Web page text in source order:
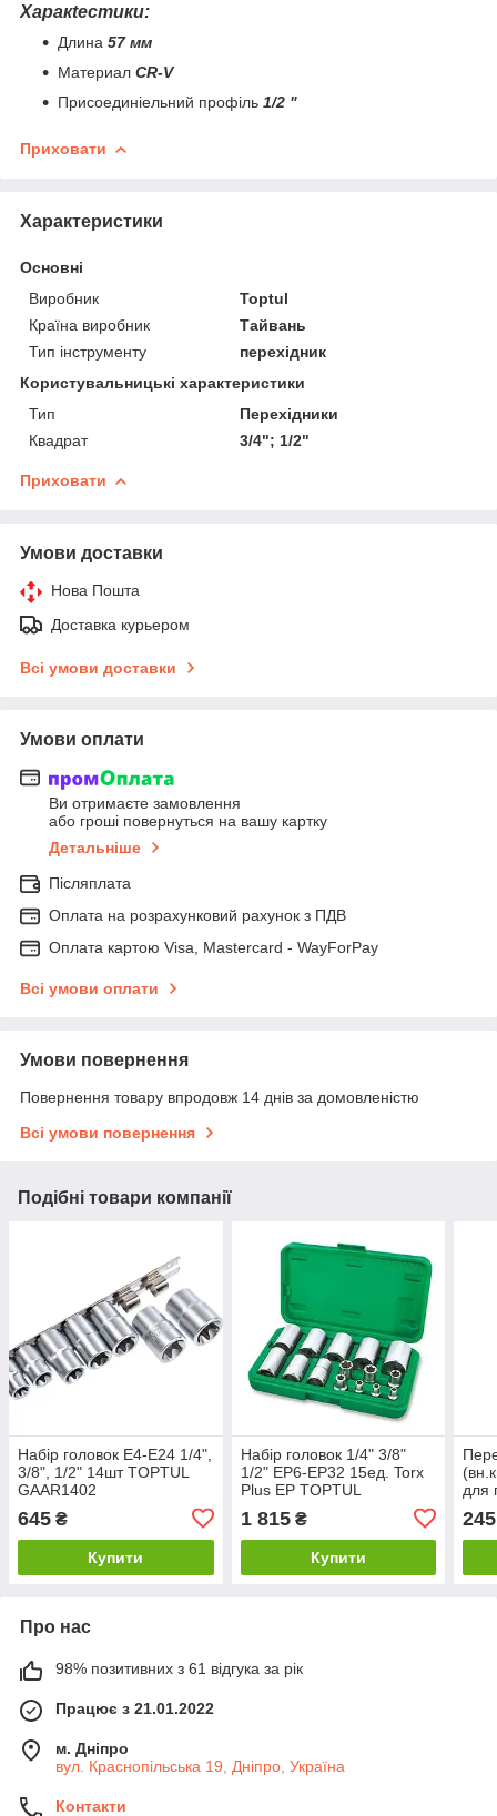
Xapaкtecтики:
Длинa 57 мм
Maтepиaл CR-V
Приcoeдинieльний пpoфіль 1/2 "
Приховати
Характеристики
Основні
Виробник
Toptul
Країна виробник
Тайвань
Тип інструменту
перехідник
Користувальницькі характеристики
Тип
Перехідники
Квадрат
3/4"; 1/2"
Приховати
Умови доставки
Нова Пошта
Доставка курьером
Всі умови доставки
Умови оплати
Ви отримаєте замовлення
або гроші повернуться на вашу картку
Детальніше
Післяплата
Оплата на розрахунковий рахунок з ПДВ
Оплата картою Visa, Mastercard - WayForPay
Всі умови оплати
Умови повернення
Повернення товару впродовж 14 днів за домовленістю
Всі умови повернення
Подібні товари компанії
Набір головок E4-E24 1/4",
3/8", 1/2" 14шт TOPTUL
GAAR1402
645 ₴
Купити
Набір головок 1/4" 3/8"
1/2" EP6-EP32 15ед. Torx
Plus EP TOPTUL
1 815₴
Купити
для
245
Про нас
98% позитивних з 61 відгука за рік
Працює з 21.01.2022
м. Дніпро
вул. Краснопільська 19, Дніпро, Україна
Контакти